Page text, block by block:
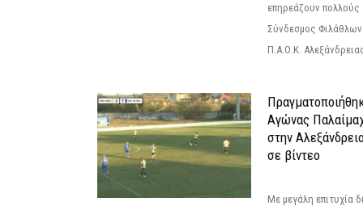
επηρεάζουν πολλούς
Σύνδεσμος
Π.Α.Ο.Κ.
Αγώνας
στην
σε βίντεο
Με μεγάλη επιτυχία